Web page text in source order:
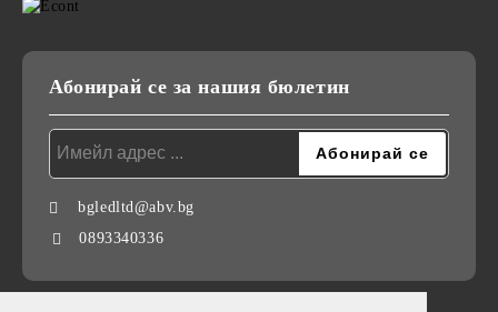
Абонирай се за нашия бюлетин
bgledltd@abv.bg
0893340336